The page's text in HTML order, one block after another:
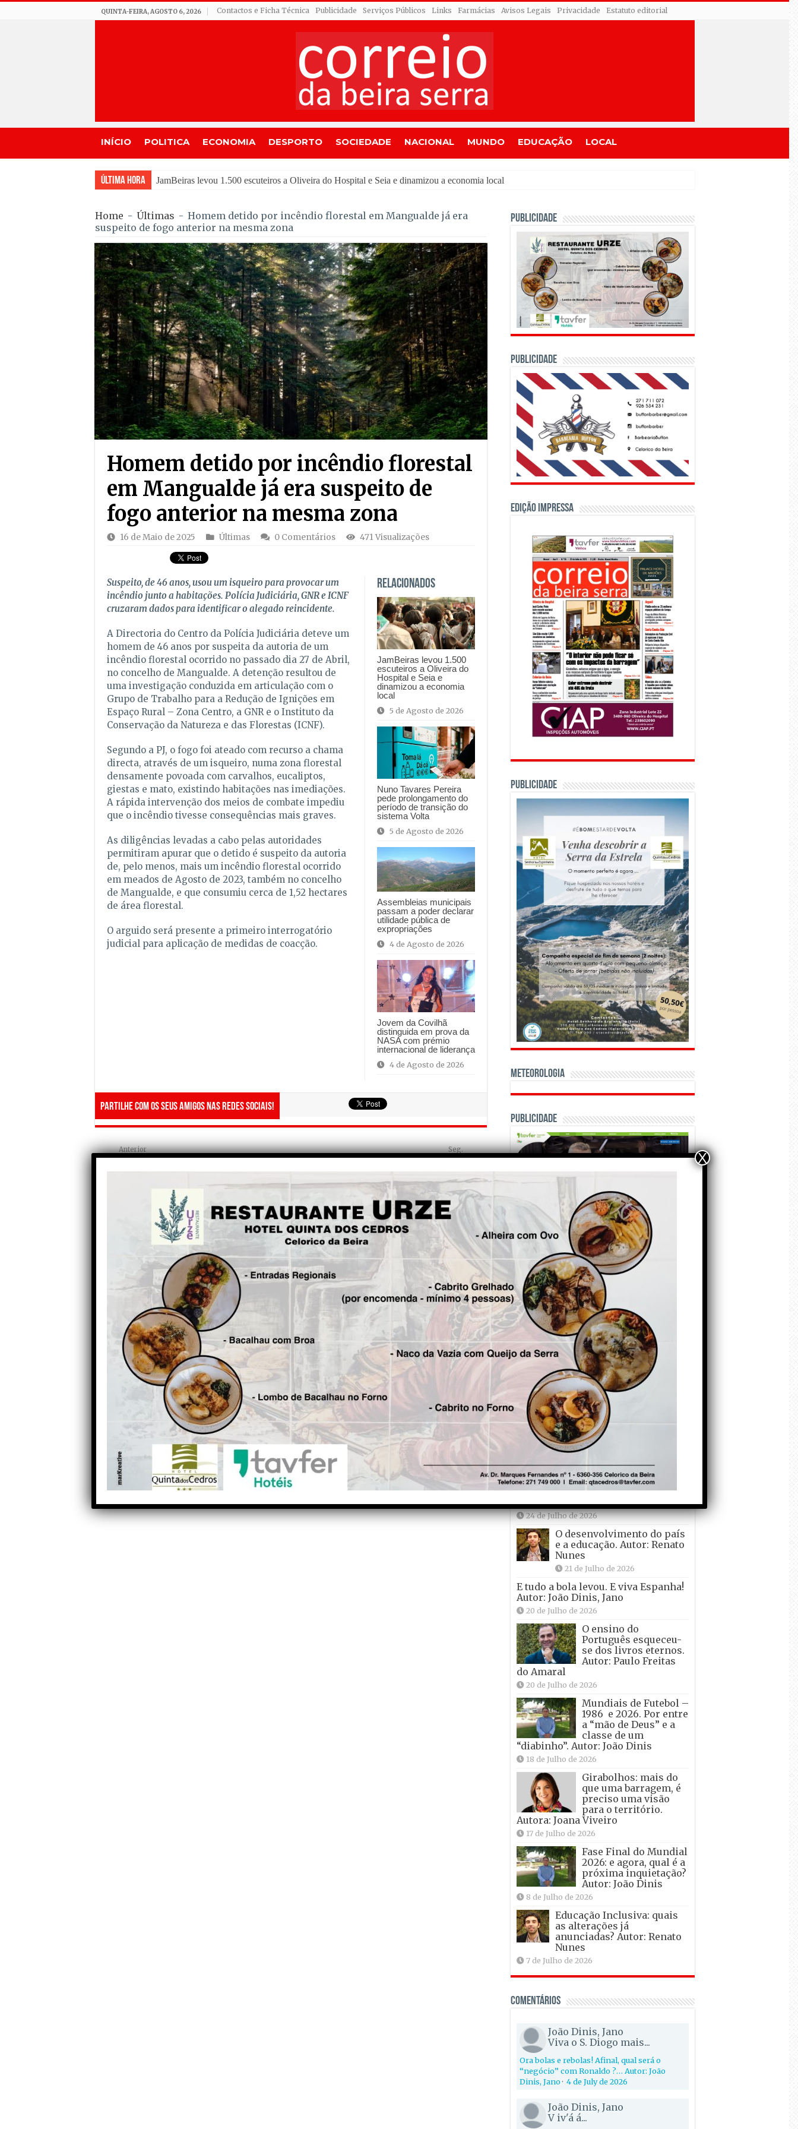
QUINTA-FEIRA, AGOSTO 6, 2026 Contactos e Ficha Técnica Publicidade Serviços Públicos Links Farmácias Avisos Legais Privacidade Estatuto editorial
INÍCIO POLITICA ECONOMIA DESPORTO SOCIEDADE NACIONAL MUNDO EDUCAÇÃO LOCAL
Última Hora Tradição do “Solteiros vs C
Home - Últimas - Homem detido por incêndio florestal em Mangualde já era
suspeito de fogo anterior na mesma zona
Homem detido por incêndio florestal
em Mangualde já era suspeito de
fogo anterior na mesma zona
16 de Maio de 2025 Últimas 0 Comentários 471 Visualizações
Relacionados
JamBeiras levou 1.500
escuteiros a Oliveira do
Hospital e Seia e
dinamizou a economia
local
5 de Agosto de 2026
Nuno Tavares Pereira
pede prolongamento do
período de transição do
sistema Volta
5 de Agosto de 2026
Assembleias municipais
passam a poder declarar
utilidade pública de
expropriações
4 de Agosto de 2026
Jovem da Covilhã
distinguida em prova da
NASA com prémio
internacional de liderança
4 de Agosto de 2026
Suspeito, de 46 anos, usou um isqueiro para provocar um
incêndio junto a habitações. Polícia Judiciária, GNR e ICNF
cruzaram dados para identificar o alegado reincidente.
A Directoria do Centro da Polícia Judiciária deteve um
homem de 46 anos por suspeita da autoria de um
incêndio florestal ocorrido no passado dia 27 de Abril,
no concelho de Mangualde. A detenção resultou de
uma investigação conduzida em articulação com o
Grupo de Trabalho para a Redução de Ignições em
Espaço Rural – Zona Centro, a GNR e o Instituto da
Conservação da Natureza e das Florestas (ICNF).
Segundo a PJ, o fogo foi ateado com recurso a chama
directa, através de um isqueiro, numa zona florestal
densamente povoada com carvalhos, eucaliptos,
giestas e mato, existindo habitações nas imediações.
A rápida intervenção dos meios de combate impediu
que o incêndio tivesse consequências mais graves.
As diligências levadas a cabo pelas autoridades
permitiram apurar que o detido é suspeito da autoria
de, pelo menos, mais um incêndio florestal ocorrido
em meados de Agosto de 2023, também no concelho
de Mangualde, e que consumiu cerca de 1,52 hectares
de área florestal.
O arguido será presente a primeiro interrogatório
judicial para aplicação de medidas de coacção.
Partilhe com os seus amigos nas redes sociais!
Anterior
Gonçalo Henriques corre
“em casa” no Rali de Portugal
Seg.
Jovem de 21 anos morre
afogado em piscina privada
na localidade de Barrosa,
Tábua
PUBLICIDADE
PUBLICIDADE
Edição Impressa
PUBLICIDADE
Meteorologia
Publicidade
OPINIÃO E CRÓNICAS
A marca Sporting em
todo o mundo está a
crescer atrás de
Ronaldo. Autor: Paulo
Freitas do Amaral
5 de Agosto de 2026
Falso crescimento…
Autor: Nuno Pereira
1 de Agosto de 2026
Tadei Pogacar vence o
“Tour” – A “Volta a
França em Bicicleta”
pela quinta vez! Autor:
João Dinis
27 de Julho de 2026
Condecorem o
Primeiro ! – que ele
não quer ir de férias!
Autor: Carlos Martelo
24 de Julho de 2026
O desenvolvimento do país
e a educação. Autor: Renato
Nunes
21 de Julho de 2026
E tudo a bola levou. E viva Espanha!
Autor: João Dinis, Jano
20 de Julho de 2026
O ensino do
Português esqueceu-
se dos livros eternos.
Autor: Paulo Freitas
do Amaral
20 de Julho de 2026
Mundiais de Futebol –
1986 e 2026. Por entre
a “mão de Deus” e a
classe de um
“diabinho”. Autor: João Dinis
18 de Julho de 2026
Girabolhos: mais do
que uma barragem, é
preciso uma visão
para o território.
Autora: Joana Viveiro
17 de Julho de 2026
Fase Final do Mundial
2026: e agora, qual é a
próxima inquietação?
Autor: João Dinis
8 de Julho de 2026
Educação Inclusiva: quais
as alterações já
anunciadas? Autor: Renato
Nunes
7 de Julho de 2026
Comentários
João Dinis, Jano
Viva o S. Diogo mais...
Ora bolas e rebolas! Afinal, qual será o
“negócio” com Ronaldo ?… Autor: João
Dinis, Jano· 4 de July de 2026
João Dinis, Jano
V iv'á á...
X